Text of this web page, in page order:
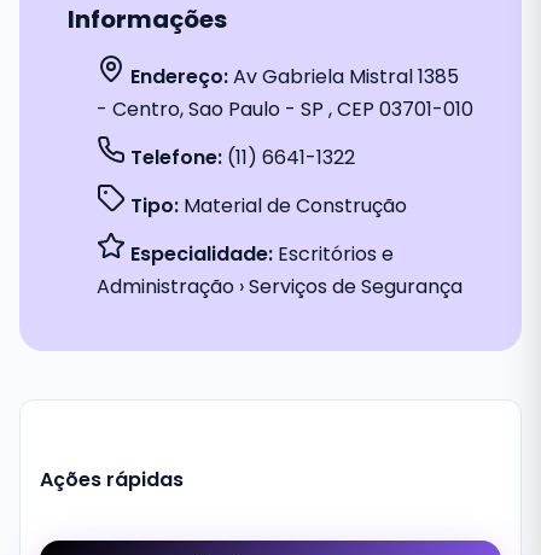
Informações
Endereço:Av Gabriela Mistral 1385
- Centro, Sao Paulo - SP , CEP 03701-010
Telefone: (11) 6641-1322
Tipo: Material de Construção
Especialidade: Escritórios e
Administração › Serviços de Segurança
Ações rápidas